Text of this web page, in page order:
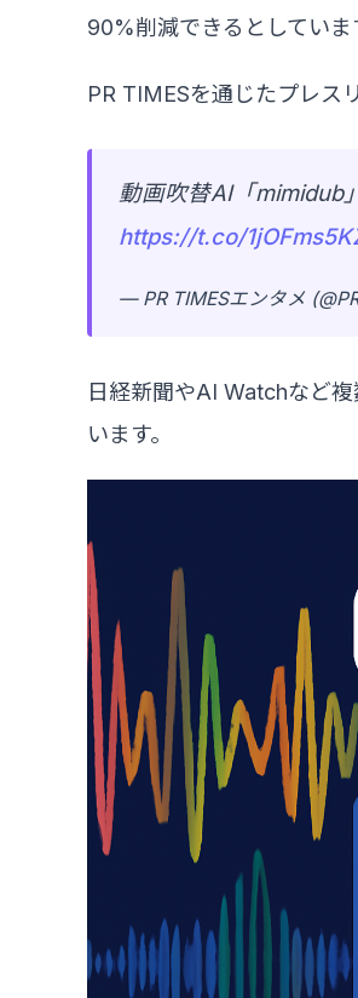
90%削減できるとしていま
PR TIMESを通じたプレス
動画吹替AI「mimidub
https://t.co/
— PR TIMESエンタメ
日経新聞やAI Watchなど
います。